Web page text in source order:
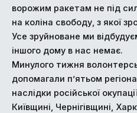
ворожим ракетам не під
на коліна свободу, з якої
Усе зруйноване ми
іншого дому в нас немає.
Минулого тижня
допомагали п’ятьом
наслідки російської
Київщині, Чернігівщині,